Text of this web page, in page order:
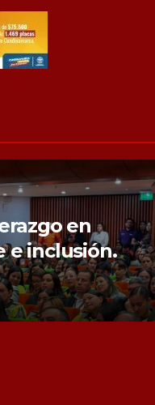
de sus
compra de